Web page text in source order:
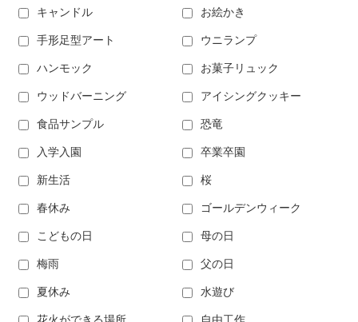
キャンドル お絵かき
手形足型アート ウニランプ
ハンモック お菓子リュック
ウッドバーニング アイシングクッキー
食品サンプル 恐竜
入学入園 卒業卒園
新生活 桜
春休み ゴールデンウィーク
こどもの日 母の日
梅雨 父の日
夏休み 水遊び